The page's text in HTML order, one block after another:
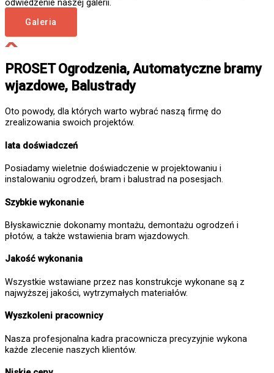
Galeria
PROSET Ogrodzenia, Automatyczne bramy
wjazdowe, Balustrady
Oto powody, dla których warto wybrać naszą firmę do
zrealizowania swoich projektów.
lata doświadczeń
Posiadamy wieletnie doświadczenie w projektowaniu i
instalowaniu ogrodzeń, bram i balustrad na posesjach.
Szybkie wykonanie
Błyskawicznie dokonamy montażu, demontażu ogrodzeń i
płotów, a także wstawienia bram wjazdowych.
Jakość wykonania
Wszystkie wstawiane przez nas konstrukcje wykonane są z
najwyższej jakości, wytrzymałych materiałów.
Wyszkoleni pracownicy
Nasza profesjonalna kadra pracownicza precyzyjnie wykona
każde zlecenie naszych klientów.